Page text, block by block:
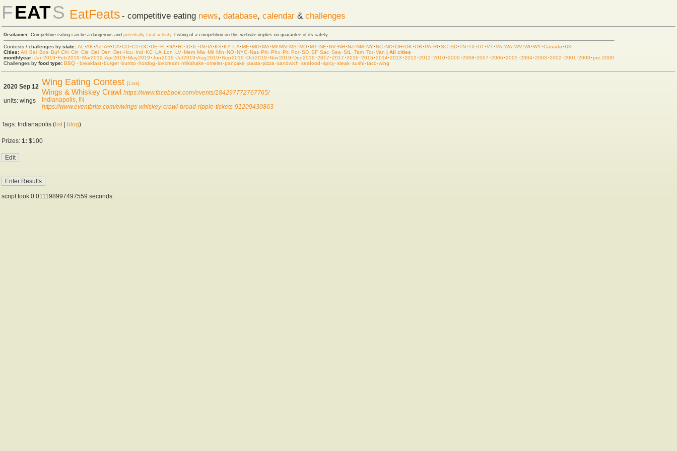
FEATS EatFeats - competitive eating news, database, calendar & challenges
Disclaimer: Competitive eating can be a dangerous and potentially fatal activity. Listing of a competition on this website implies no guarantee of its safety.
Contests / challenges by state: AL ·AK ·AZ·AR·CA·CO·CT·DC·DE ·FL ·GA·HI ·ID·IL ·IN·IA·KS·KY·LA·ME ·MD·MA·MI·MN·MS·MO·MT·NE ·NV·NH·NJ·NM·NY·NC·ND·OH·OK ·OR·PA·RI ·SC·SD·TN·TX ·UT·VT·VA·WA·WV·WI ·WY·Canada ·UK
Cities: Atl·Bal·Bos·Buf·Chi·Cin ·Cle ·Dal·Den ·Det·Hou ·Ind ·KC·LA·Lon ·LV·Mem·Mia ·Mil·Min ·NO·NYC·Nas·Phi·Phx·Pit·Por·SD·SF·Sac·Sea ·StL ·Tam·Tor·Van | All cities
month/year: Jan 2019 ·Feb 2019 ·Mar 2019 ·Apr 2019 ·May 2019 ·Jun 2019 ·Jul 2019·Aug 2019 ·Sep 2019 ·Oct 2019 ·Nov 2019·Dec 2019 ·2017 ·2017 ·2016 ·2015 ·2014·2013 ·2012 ·2011 ·2010·2009 ·2008 ·2007 ·2006 ·2005 ·2004·2003 ·2002 ·2001 ·2000·pre-2000
Challenges by food type: BBQ · breakfast·burger·burrito·hot dog ·ice cream·milkshake ·omelet·pancake ·pasta ·pizza ·sandwich ·seafood ·spicy·steak·sushi·taco·wing
2020 Sep 12
units: wings
Wing Eating Contest [Link]
Wings & Whiskey Crawl https://www.facebook.com/events/184297772767765/
Indianapolis, IN
https://www.eventbrite.com/e/wings-whiskey-crawl-broad-ripple-tickets-91209430863
Tags: Indianapolis ( list| blog)
Prizes: 1: $100
script took 0.011198997497559 seconds